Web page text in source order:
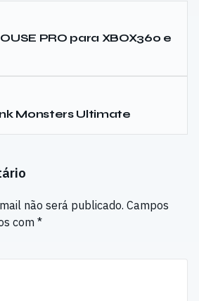
PRO para XBOX360 e
Monsters Ultimate
não será publicado. Campos
com *